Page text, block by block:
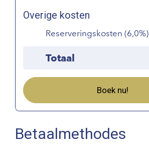
Overige kosten
Reserveringskosten (6,0%)
Totaal
Boek nu!
Betaalmethodes